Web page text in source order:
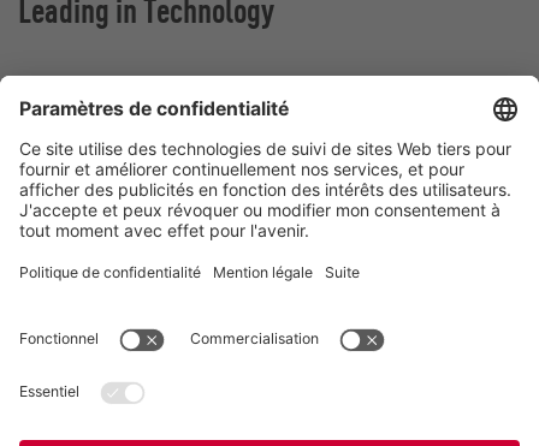
Leading in Technology
VOGELSANG BELGIUM N.V.
Slingerstraat 50
8820 Torhout
Belgique
Téléphone:+32 51 81 96 40